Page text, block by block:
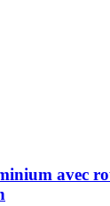
avec